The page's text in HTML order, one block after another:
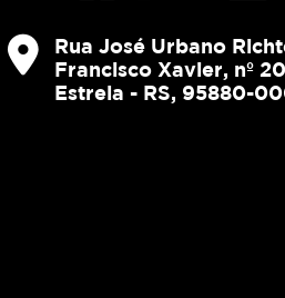
Rua José Urbano
Francisco Xavier, nº
Estrela - RS, 95880-